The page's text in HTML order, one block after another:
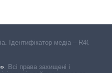
Ідентифікатор медіа – R40-
Всі права захищені і